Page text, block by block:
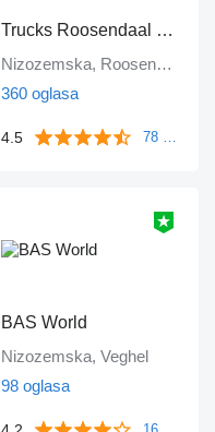
Trucks Roosendaal B.V.
Nizozemska, Roosendaal
360 oglasa
4.5 78 komentara
BAS World
Nizozemska, Veghel
98 oglasa